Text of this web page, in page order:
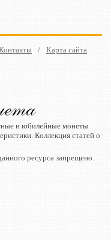
/ Карта сайта
и юбилейные монеты
Коллекция статей о
ресурса запрещено.